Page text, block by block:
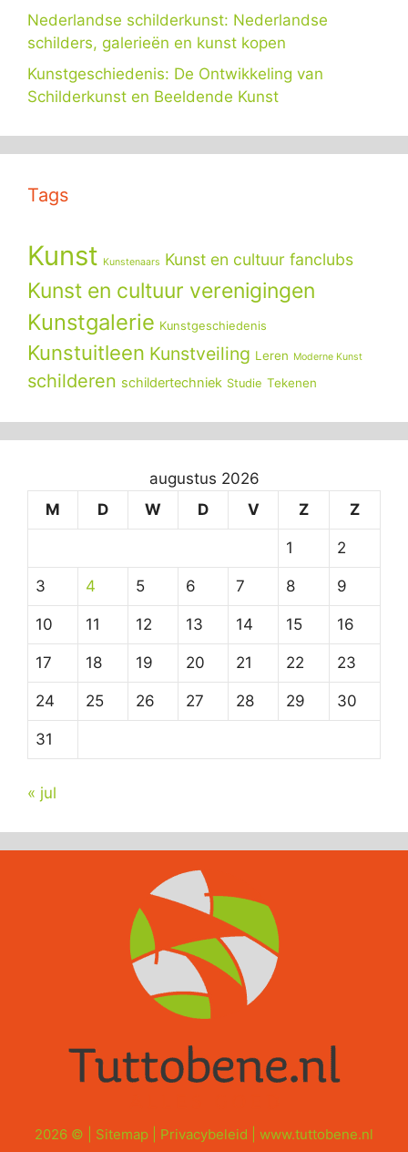
Nederlandse schilderkunst: Nederlandse
schilders, galerieën en kunst kopen
Kunstgeschiedenis: De Ontwikkeling van
Schilderkunst en Beeldende Kunst
Tags
Kunst Kunstenaars Kunst en cultuur fanclubs
Kunst en cultuur verenigingen
Kunstgalerie Kunstgeschiedenis
Kunstuitleen Kunstveiling Leren Moderne Kunst
schilderen schildertechniek Studie Tekenen
augustus 2026
M
D W D V Z Z
1 2
3 4 5 6 7 8 9
10 11 12 13 14 15 16
17 18 19 20 21 22 23
24 25 26 27 28 29 30
31
« jul
2026 © | Sitemap Privacybeleid www.tuttobene.nl